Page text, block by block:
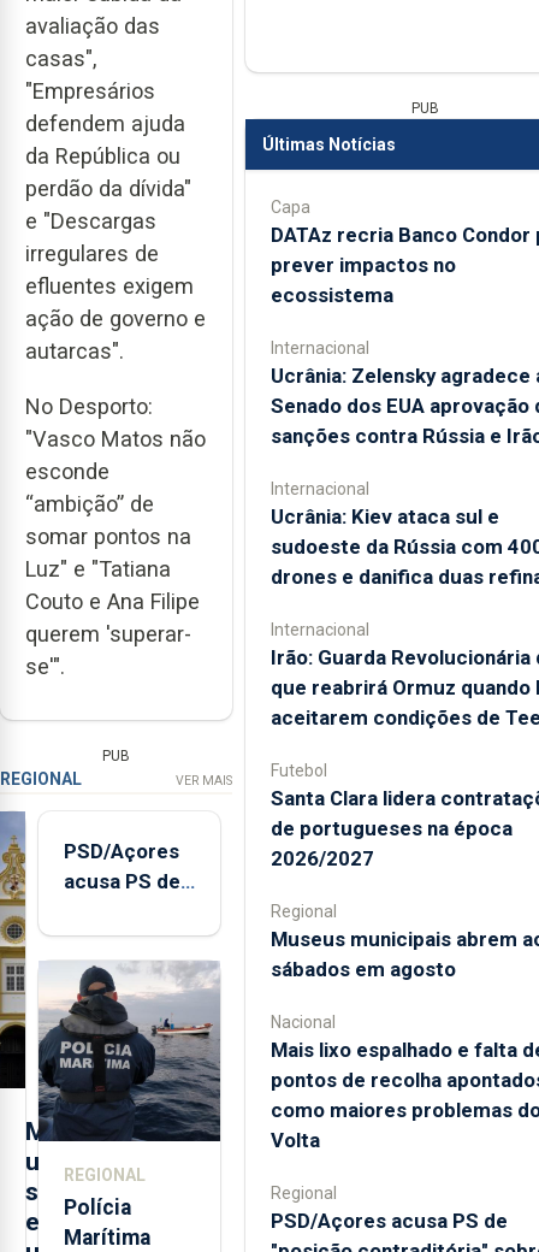
avaliação das
casas",
"Empresários
defendem ajuda
da República ou
perdão da dívida"
e "Descargas
irregulares de
efluentes exigem
ação de governo e
autarcas".
No Desporto:
"Vasco Matos não
esconde
“ambição” de
somar pontos na
Luz" e "Tatiana
Couto e Ana Filipe
querem 'superar-
se'".
PUB
REGIONAL VER MAIS
M
u
s
e
PSD/Açores
acusa PS de
contraditória"
sobre
evolução
turística
REGIONAL
Polícia
Marítima
PUB
Últimas Notícias
Capa
DATAz recria Banco Condor
prever impactos no
ecossistema
Internacional
Ucrânia: Zelensky agradece
Senado dos EUA aprovação
sanções contra Rússia e
Internacional
Ucrânia: Kiev ataca sul e
sudoeste da Rússia com
drones e danifica duas
Internacional
Irão: Guarda Revolucionária
que reabrirá Ormuz quando
aceitarem condições de
Futebol
Santa Clara lidera
de portugueses na época
2026/2027
Regional
Museus municipais abrem
sábados em agosto
Nacional
Mais lixo espalhado e falta
pontos de recolha
como maiores problemas
Volta
Regional
PSD/Açores acusa PS de